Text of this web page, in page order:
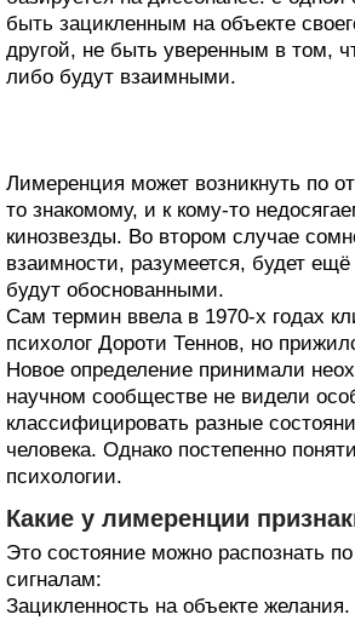
быть зацикленным на объекте
другой, не быть уверенным в том,
либо будут взаимными.
Лимеренция может возникнуть по
то знакомому, и к кому-то
кинозвезды. Во втором случае
взаимности, разумеется, будет
будут обоснованными.
Сам термин ввела в 1970‑х годах
психолог Дороти Теннов, но
Новое определение принимали
научном сообществе не видели
классифицировать разные
человека. Однако постепенно
психологии.
Какие у лимеренции
Это состояние можно распознать
сигналам:
Зацикленность на объекте